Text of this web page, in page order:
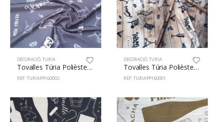
DECORACIÓ,TURIA
Tovalles Túria Polièster 100% 160cm Vermuth 2
REF: TURIAPP160002
DECORACIÓ,TURIA
Tovalles Túria Polièster 100% 160cm Vermuth 1
REF: TURIAPP160001